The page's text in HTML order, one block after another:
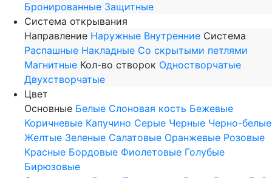
Бронированные Защитные
Система открывания
Направление Наружные Внутренние Система
Распашные Накладные Со скрытыми петлями
Магнитные Кол-во створок Одностворчатые
Двухстворчатые
Цвет
Основные Белые Слоновая кость Бежевые
Коричневые Капучино Серые Черные Черно-белые
Желтые Зеленые Салатовые Оранжевые Розовые
Красные Бордовые Фиолетовые Голубые
Бирюзовые